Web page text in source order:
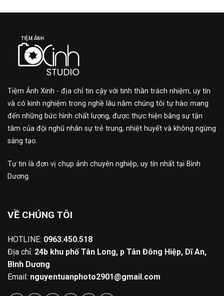
Tiệm Ảnh Xinh - địa chỉ tin cậy với tinh thần trách nhiệm, uy tín
và có kinh nghiệm trong nghề lâu năm chúng tôi tự hào mang
đến những bức hình chất lượng, được thực hiện bằng sự tận
tâm của đội nghũ nhân sự trẻ trung, nhiệt huyết và không ngừng
sáng tạo.
Tự tin là đơn vị chụp ảnh chuyên nghiệp, uy tín nhất tại Bình
Dương.
VỀ CHÚNG TÔI
HOTLINE: 0963.450.518
Địa chỉ: 24b khu phố Tân Long, p Tân Đông Hiệp, Dĩ An,
Bình Dương
Email: nguyentuanphoto2901@gmail.com